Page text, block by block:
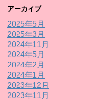
アーカイブ
2025年5月
2025年3月
2024年11月
2024年5月
2024年2月
2024年1月
2023年12月
2023年11月